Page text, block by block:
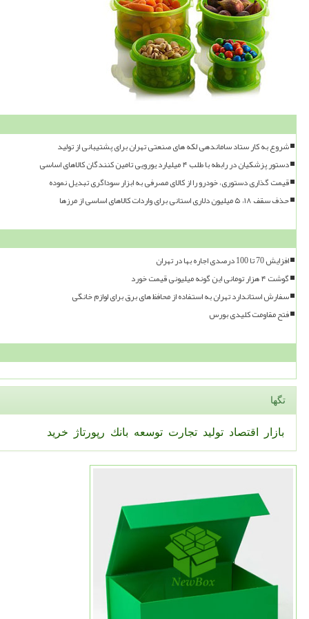
شروع به کار ستاد ساماندهی لکه های صنعتی تهران برای پشتیبانی از تولید
دستور پزشکیان در رابطه با طلب ۴ میلیارد یورویی تامین کنندگان کالاهای اساسی
قیمت گذاری دستوری، خودرو را از کالای مصرفی به ابزار سوداگری تبدیل نموده
حذف سقف ۱۸، ۵ میلیون دلاری استانی برای واردات کالاهای اساسی از مرزها
افزایش 70 تا 100 درصدی اجاره بها در تهران
گوشت ۴ هزار تومانی این گونه میلیونی قیمت خورد
سفارش استاندارد تهران به استفاده از محافظ های برق برای لوازم خانگی
فتح مقاومت کلیدی بورس
تگها
بازار اقتصاد تولید تجارت توسعه بانك رپورتاژ خرید